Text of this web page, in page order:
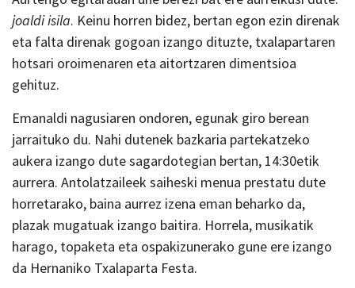
joaldi isila. Keinu horren bidez, bertan egon ezin direnak
eta falta direnak gogoan izango dituzte, txalapartaren
hotsari oroimenaren eta aitortzaren dimentsioa
gehituz.
Emanaldi nagusiaren ondoren, egunak giro berean
jarraituko du. Nahi dutenek bazkaria partekatzeko
aukera izango dute sagardotegian bertan, 14:30etik
aurrera. Antolatzaileek saiheski menua prestatu dute
horretarako, baina aurrez izena eman beharko da,
plazak mugatuak izango baitira. Horrela, musikatik
harago, topaketa eta ospakizunerako gune ere izango
da Hernaniko Txalaparta Festa.